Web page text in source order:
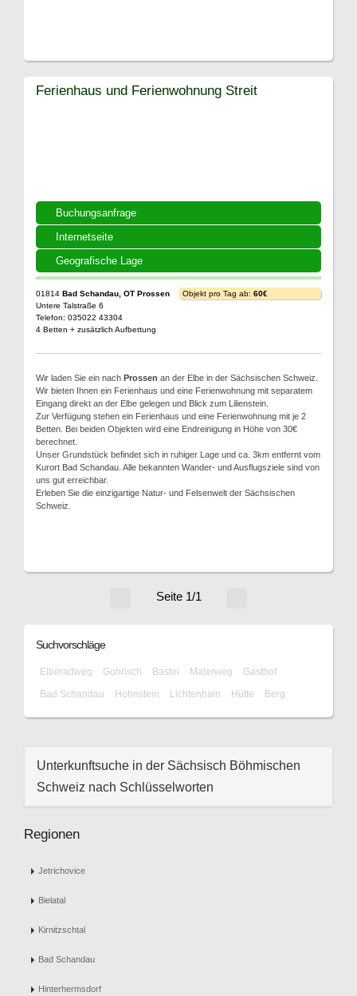
Buchungsanfrage
Internetseite
Geografische Lage
Ferienhaus und Ferienwohnung Streit
01814 Bad Schandau, OT Prossen
Untere Talstraße 6
Telefon: 035022 43304
4 Betten + zusätzlich Aufbettung
Objekt pro Tag ab: 60€
Wir laden Sie ein nach Prossen an der Elbe in der Sächsischen Schweiz.
Wir bieten Ihnen ein Ferienhaus und eine Ferienwohnung mit separatem
Eingang direkt an der Elbe gelegen und Blick zum Lilienstein.
Zur Verfügung stehen ein Ferienhaus und eine Ferienwohnung mit je 2
Betten. Bei beiden Objekten wird eine Endreinigung in Höhe von 30€
berechnet.
Unser Grundstück befindet sich in ruhiger Lage und ca. 3km entfernt vom
Kurort Bad Schandau. Alle bekannten Wander- und Ausflugsziele sind von
uns gut erreichbar.
Erleben Sie die einzigartige Natur- und Felsenwelt der Sächsischen
Schweiz.
Seite 1/1
Suchvorschläge
Elberadweg Gohrisch Bastei Malerweg
Gasthof
Bad Schandau
Hohnstein Lichtenhain Hütte Berg
Unterkunftsuche in der Sächsisch Böhmischen
Schweiz nach Schlüsselworten
Regionen
Jetrichovice
Bielatal
Kirnitzschtal
Bad Schandau
Hinterhermsdorf